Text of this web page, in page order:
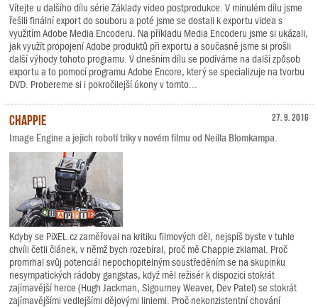
Vítejte u dalšího dílu série Základy video postprodukce. V minulém dílu jsme
řešili finální export do souboru a poté jsme se dostali k exportu videa s
využitím Adobe Media Encoderu. Na příkladu Media Encoderu jsme si ukázali,
jak využít propojení Adobe produktů při exportu a současně jsme si prošli
další výhody tohoto programu. V dnešním dílu se podíváme na další způsob
exportu a to pomocí programu Adobe Encore, který se specializuje na tvorbu
DVD. Probereme si i pokročilejší úkony v tomto...
27. 9. 2016
Chappie
Image Engine a jejich robotí triky v novém filmu od Neilla Blomkampa.
Kdyby se PiXEL.cz zaměřoval na kritiku filmových děl, nejspíš byste v tuhle
chvíli četli článek, v němž bych rozebíral, proč mě Chappie zklamal. Proč
promrhal svůj potenciál nepochopitelným soustředěním se na skupinku
nesympatických rádoby gangstas, když měl režisér k dispozici stokrát
zajímavější herce (Hugh Jackman, Sigourney Weaver, Dev Patel) se stokrát
zajímavějšími vedlejšími dějovými liniemi. Proč nekonzistentní chování